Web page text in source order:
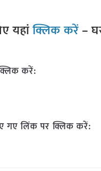
यहांक्लिक करें–
करें:
गए लिंक पर क्लिक करें: